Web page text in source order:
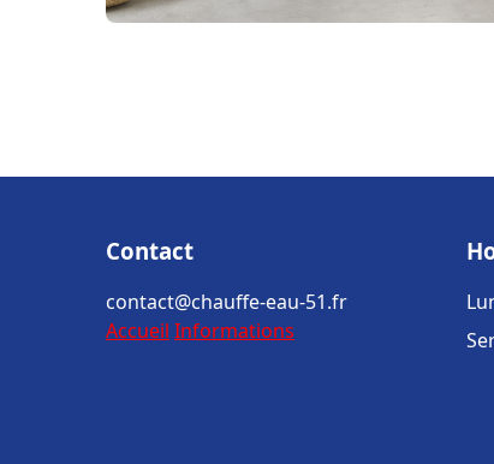
Contact
contact@chauffe-eau-51.fr
Accueil Informations